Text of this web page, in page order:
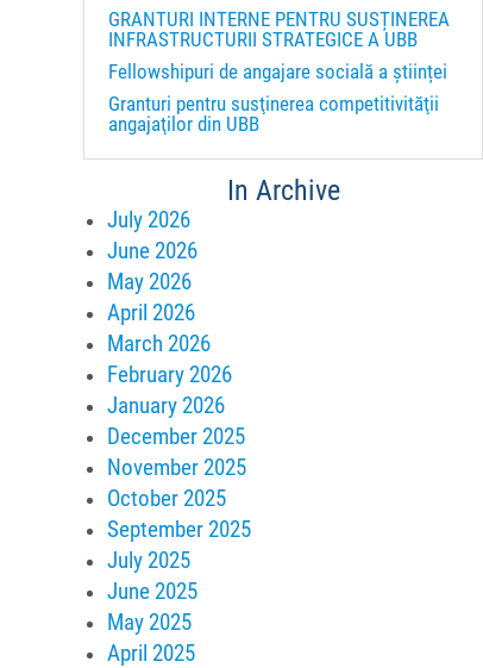
GRANTURI INTERNE PENTRU SUSȚINEREA
INFRASTRUCTURII STRATEGICE A UBB
Fellowshipuri de angajare socială a științei
Granturi pentru susţinerea competitivităţii
angajaţilor din UBB
In Archive
July 2026
June 2026
May 2026
April 2026
March 2026
February 2026
January 2026
December 2025
November 2025
October 2025
September 2025
July 2025
June 2025
May 2025
April 2025